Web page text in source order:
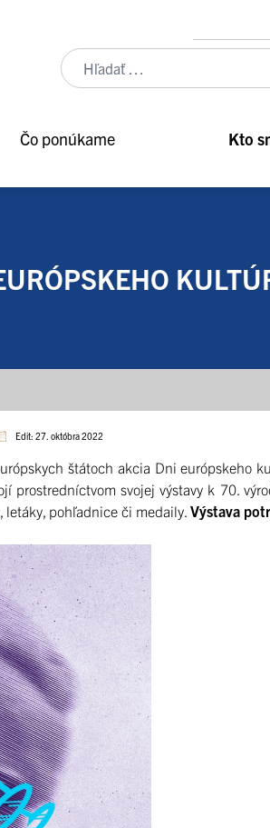
Čo ponúkame Kto
Edit: 27. októbra 2022
štátoch akcia Dni európskeho
prostredníctvom svojej výstavy k 70.
letáky, pohľadnice či medaily. Výstava